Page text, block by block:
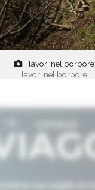
lavori nel borbore
lavori nel borbore